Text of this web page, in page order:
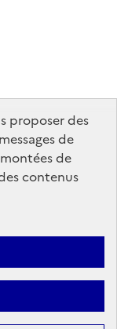
proposer des
de
de
contenus
de connexion